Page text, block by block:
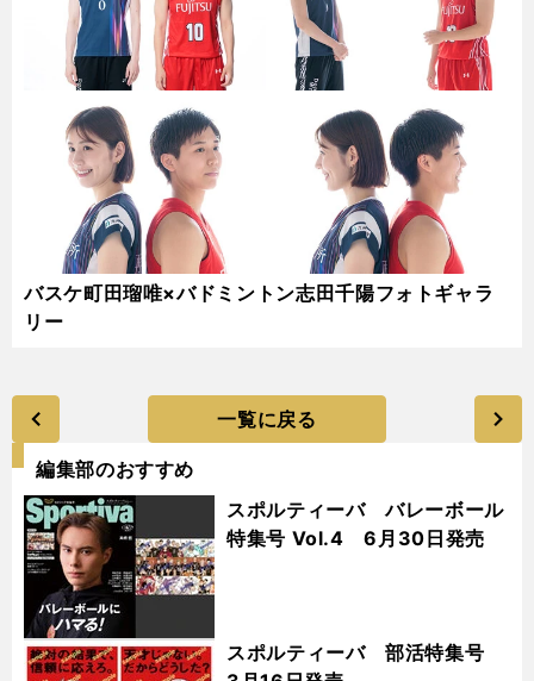
バスケ町田瑠唯×バドミントン志田千陽フォトギャラ
リー
一覧に戻る
編集部のおすすめ
スポルティーバ バレーボール
特集号 Vol.4 6月30日発売
スポルティーバ 部活特集号